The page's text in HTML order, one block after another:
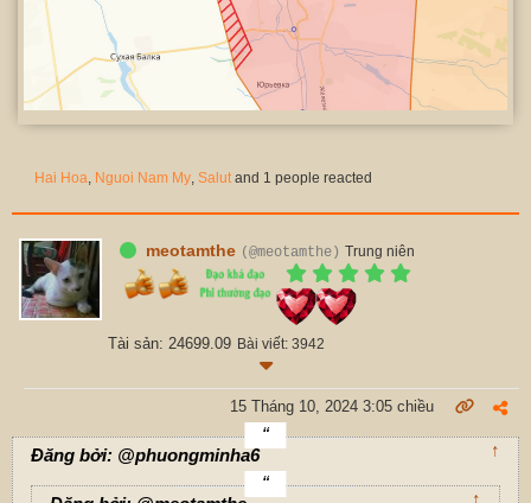
Hai Hoa, Nguoi Nam My, Salutand 1 people reacted
meotamthe (@meotamthe) Trung niên
Tài sản: 24699.09 Bài viết: 3942
15 Tháng 10, 2024 3:05 chiều
Đăng bởi: @phuongminha6 ↑
↑